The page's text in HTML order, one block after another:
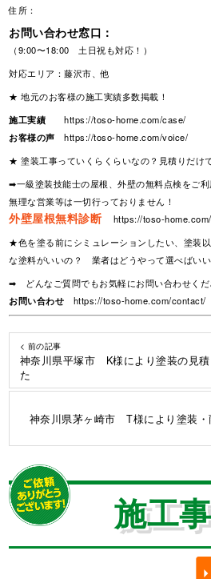
住所：
お問い合わせ窓口：
（9:00〜18:00 土日祝も対応！）
対応エリア：藤沢市、他
★ 地元のお客様の施工実績多数掲載！
施工実績
https://toso-home.com/case/
お客様の声
https://toso-home.com/voice/
★ 塗装工事っていくらくらいなの？見積りだけ
➡一級塗装技能士の屋根、外壁の無料点検をご利
無理な営業等は一切行っておりません！
外壁屋根無料診断
https://toso-
★色を塗る前にシミュレーションしたい、塗装
な塗料がいいの？ 業者はどうやって選べばいい
➡ どんなご質問でもお気軽にお問い合わせくだ
お問い合わせ
https://toso-home.com/contact/
< 前の記事
神奈川県平塚市 K様により塗装の見
た
神奈川県茅ヶ崎市 T様により塗装・
施工